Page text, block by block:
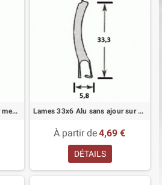
Lames 33x6 Alu ajourée sur mesure pour volet roulant Lames 33x6 Alu sans ajour sur mesure pour volet roulant
À partir de4,69 €
DÉTAILS